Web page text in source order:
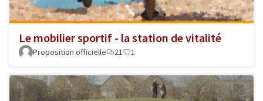
Le mobilier sportif - la station de vitalité
Proposition officielle 21 1